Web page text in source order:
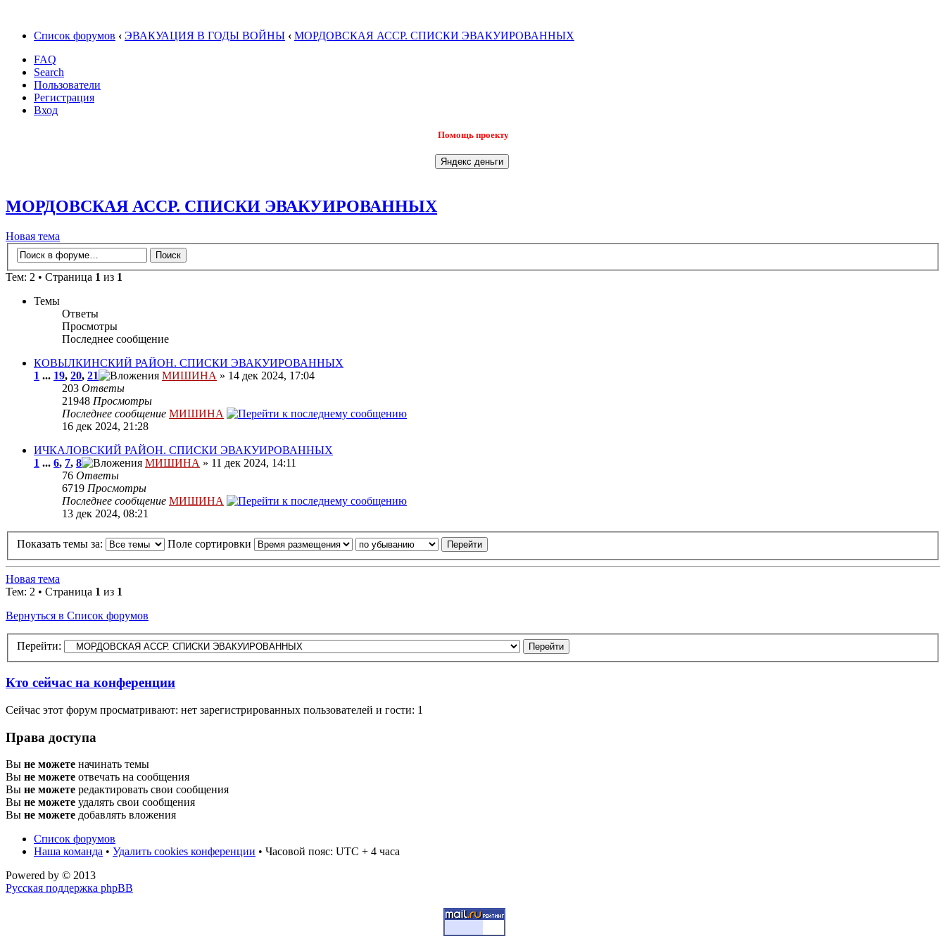
Список форумов ‹ ЭВАКУАЦИЯ В ГОДЫ ВОЙНЫ ‹ МОРДОВСКАЯ АССР. СПИСКИ ЭВАКУИРОВАННЫХ
FAQ
Search
Пользователи
Регистрация
Вход
Помощь проекту
МОРДОВСКАЯ АССР. СПИСКИ ЭВАКУИРОВАННЫХ
Новая тема
Тем: 2 • Страница 1 из 1
Темы
Ответы
Просмотры
Последнее сообщение
КОВЫЛКИНСКИЙ РАЙОН. СПИСКИ ЭВАКУИРОВАННЫХ
1 ... 19, 20, 21 МИШИНА » 14 дек 2024, 17:04
203 Ответы
21948 Просмотры
Последнее сообщение МИШИНА
16 дек 2024, 21:28
ИЧКАЛОВСКИЙ РАЙОН. СПИСКИ ЭВАКУИРОВАННЫХ
1 ... 6, 7, 8 МИШИНА » 11 дек 2024, 14:11
76 Ответы
6719 Просмотры
Последнее сообщение МИШИНА
13 дек 2024, 08:21
Показать темы за: Поле сортировки
Новая тема
Тем: 2 • Страница 1 из 1
Вернуться в Список форумов
Перейти:
Кто сейчас на конференции
Сейчас этот форум просматривают: нет зарегистрированных пользователей и гости: 1
Права доступа
Вы не можете начинать темы
Вы не можете отвечать на сообщения
Вы не можете редактировать свои сообщения
Вы не можете удалять свои сообщения
Вы не можете добавлять вложения
Список форумов
Наша команда • Удалить cookies конференции • Часовой пояс: UTC + 4 часа
Powered by © 2013
Русская поддержка phpBB